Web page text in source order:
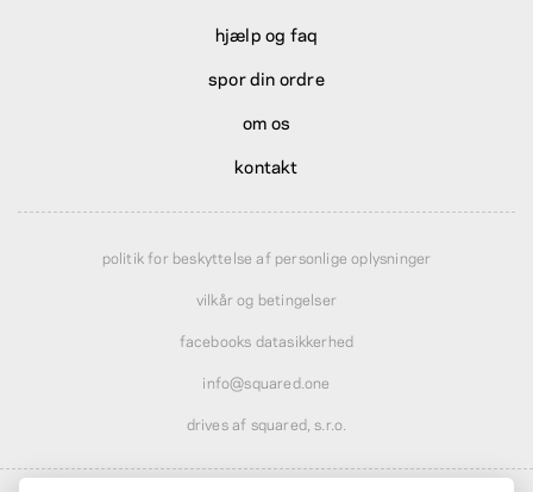
hjælp og faq
spor din ordre
om os
kontakt
politik for beskyttelse af personlige oplysninger
vilkår og betingelser
facebooks datasikkerhed
info@squared.one
drives af squared, s.r.o.